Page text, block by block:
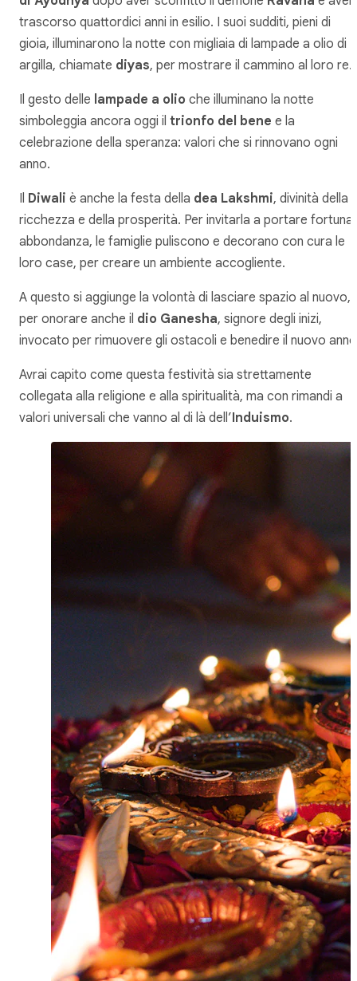
trascorso quattordici anni in esilio. I suoi sudditi, pieni di
gioia, illuminarono la notte con migliaia di lampade a olio di
argilla, chiamate diyas, per mostrare il cammino al loro re.
Il gesto delle lampade a olio che illuminano la notte
simboleggia ancora oggi il trionfo del bene e la
celebrazione della speranza: valori che si rinnovano ogni
anno.
Il Diwali è anche la festa della dea Lakshmi, divinità della
ricchezza e della prosperità. Per invitarla a portare fortuna
abbondanza, le famiglie puliscono e decorano con cura le
loro case, per creare un ambiente accogliente.
A questo si aggiunge la volontà di lasciare spazio al nuovo,
per onorare anche il dio Ganesha, signore degli inizi,
invocato per rimuovere gli ostacoli e benedire il nuovo
Avrai capito come questa festività sia strettamente
collegata alla religione e alla spiritualità, ma con rimandi a
valori universali che vanno al di là dell’Induismo.